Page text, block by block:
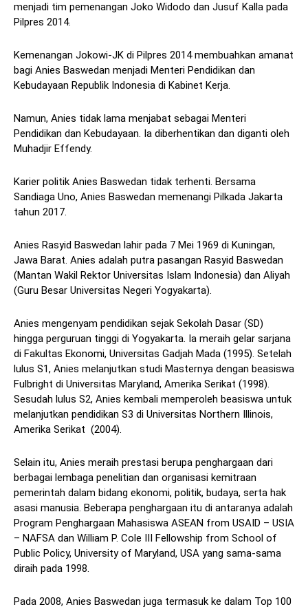
menjadi tim pemenangan Joko Widodo dan Jusuf Kalla pada
Pilpres 2014.
Kemenangan Jokowi-JK di Pilpres 2014 membuahkan amanat
bagi Anies Baswedan menjadi Menteri Pendidikan dan
Kebudayaan Republik Indonesia di Kabinet Kerja.
Namun, Anies tidak lama menjabat sebagai Menteri
Pendidikan dan Kebudayaan. Ia diberhentikan dan diganti oleh
Muhadjir Effendy.
Karier politik Anies Baswedan tidak terhenti. Bersama
Sandiaga Uno, Anies Baswedan memenangi Pilkada Jakarta
tahun 2017.
Anies Rasyid Baswedan lahir pada 7 Mei 1969 di Kuningan,
Jawa Barat. Anies adalah putra pasangan Rasyid Baswedan
(Mantan Wakil Rektor Universitas Islam Indonesia) dan Aliyah
(Guru Besar Universitas Negeri Yogyakarta).
Anies mengenyam pendidikan sejak Sekolah Dasar (SD)
hingga perguruan tinggi di Yogyakarta. Ia meraih gelar sarjana
di Fakultas Ekonomi, Universitas Gadjah Mada (1995). Setelah
lulus S1, Anies melanjutkan studi Masternya dengan beasiswa
Fulbright di Universitas Maryland, Amerika Serikat (1998).
Sesudah lulus S2, Anies kembali memperoleh beasiswa untuk
melanjutkan pendidikan S3 di Universitas Northern Illinois,
Amerika Serikat (2004).
Selain itu, Anies meraih prestasi berupa penghargaan dari
berbagai lembaga penelitian dan organisasi kemitraan
pemerintah dalam bidang ekonomi, politik, budaya, serta hak
asasi manusia. Beberapa penghargaan itu di antaranya adalah
Program Penghargaan Mahasiswa ASEAN from USAID – USIA
– NAFSA dan William P. Cole III Fellowship from School of
Public Policy, University of Maryland, USA yang sama-sama
diraih pada 1998.
Pada 2008, Anies Baswedan juga termasuk ke dalam Top 100